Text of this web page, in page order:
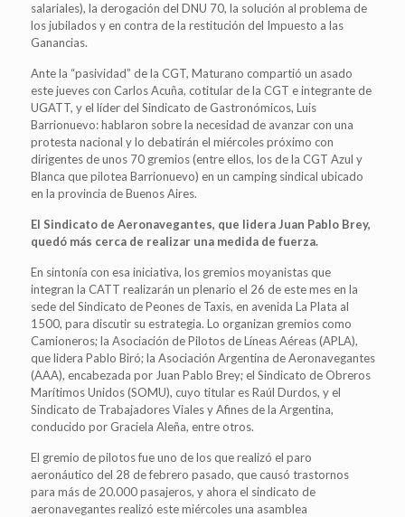
salariales), la derogación del DNU 70, la solución al problema de
los jubilados y en contra de la restitución del Impuesto a las
Ganancias.
Ante la “pasividad” de la CGT, Maturano compartió un asado
este jueves con Carlos Acuña, cotitular de la CGT e integrante de
UGATT, y el líder del Sindicato de Gastronómicos, Luis
Barrionuevo: hablaron sobre la necesidad de avanzar con una
protesta nacional y lo debatirán el miércoles próximo con
dirigentes de unos 70 gremios (entre ellos, los de la CGT Azul y
Blanca que pilotea Barrionuevo) en un camping sindical ubicado
en la provincia de Buenos Aires.
El Sindicato de Aeronavegantes, que lidera Juan Pablo Brey,
quedó más cerca de realizar una medida de fuerza.
En sintonía con esa iniciativa, los gremios moyanistas que
integran la CATT realizarán un plenario el 26 de este mes en la
sede del Sindicato de Peones de Taxis, en avenida La Plata al
1500, para discutir su estrategia. Lo organizan gremios como
Camioneros; la Asociación de Pilotos de Líneas Aéreas (APLA),
que lidera Pablo Biró; la Asociación Argentina de Aeronavegantes
(AAA), encabezada por Juan Pablo Brey; el Sindicato de Obreros
Marítimos Unidos (SOMU), cuyo titular es Raúl Durdos, y el
Sindicato de Trabajadores Viales y Afines de la Argentina,
conducido por Graciela Aleña, entre otros.
El gremio de pilotos fue uno de los que realizó el paro
aeronáutico del 28 de febrero pasado, que causó trastornos
para más de 20.000 pasajeros, y ahora el sindicato de
aeronavegantes realizó este miércoles una asamblea